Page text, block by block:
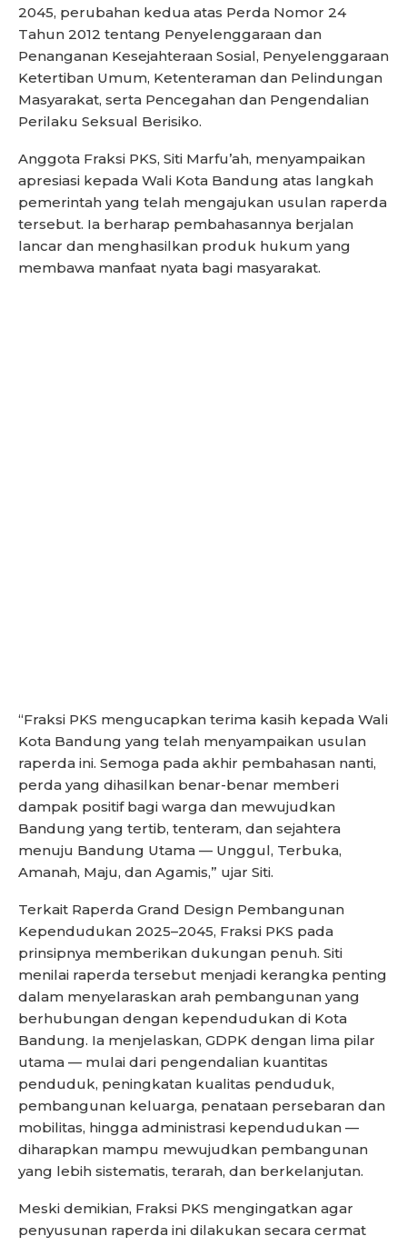
2045, perubahan kedua atas Perda Nomor 24
Tahun 2012 tentang Penyelenggaraan dan
Penanganan Kesejahteraan Sosial, Penyelenggaraan
Ketertiban Umum, Ketenteraman dan Pelindungan
Masyarakat, serta Pencegahan dan Pengendalian
Perilaku Seksual Berisiko.
Anggota Fraksi PKS, Siti Marfu’ah, menyampaikan
apresiasi kepada Wali Kota Bandung atas langkah
pemerintah yang telah mengajukan usulan raperda
tersebut. Ia berharap pembahasannya berjalan
lancar dan menghasilkan produk hukum yang
membawa manfaat nyata bagi masyarakat.
“Fraksi PKS mengucapkan terima kasih kepada Wali
Kota Bandung yang telah menyampaikan usulan
raperda ini. Semoga pada akhir pembahasan nanti,
perda yang dihasilkan benar-benar memberi
dampak positif bagi warga dan mewujudkan
Bandung yang tertib, tenteram, dan sejahtera
menuju Bandung Utama — Unggul, Terbuka,
Amanah, Maju, dan Agamis,” ujar Siti.
Terkait Raperda Grand Design Pembangunan
Kependudukan 2025–2045, Fraksi PKS pada
prinsipnya memberikan dukungan penuh. Siti
menilai raperda tersebut menjadi kerangka penting
dalam menyelaraskan arah pembangunan yang
berhubungan dengan kependudukan di Kota
Bandung. Ia menjelaskan, GDPK dengan lima pilar
utama — mulai dari pengendalian kuantitas
penduduk, peningkatan kualitas penduduk,
pembangunan keluarga, penataan persebaran dan
mobilitas, hingga administrasi kependudukan —
diharapkan mampu mewujudkan pembangunan
yang lebih sistematis, terarah, dan berkelanjutan.
Meski demikian, Fraksi PKS mengingatkan agar
penyusunan raperda ini dilakukan secara cermat